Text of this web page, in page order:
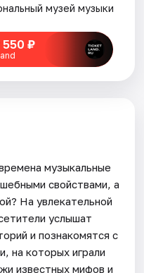
музей музыки
₽
музыкальные
свойствами, а
На увлекательной
услышат
и познакомятся с
на которых играли
известных мифов и